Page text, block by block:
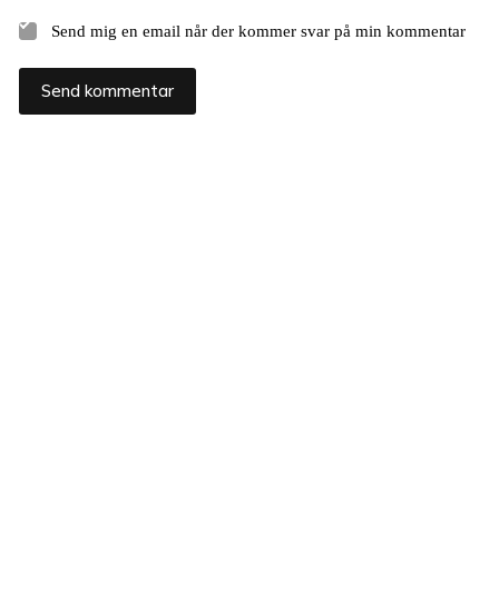
Send mig en email når der kommer svar på min kommentar
Send kommentar